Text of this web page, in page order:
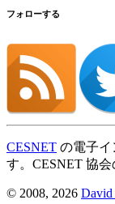
フォローする
CESNET の電子イ
す。CESNET 協会
© 2008, 2026 David